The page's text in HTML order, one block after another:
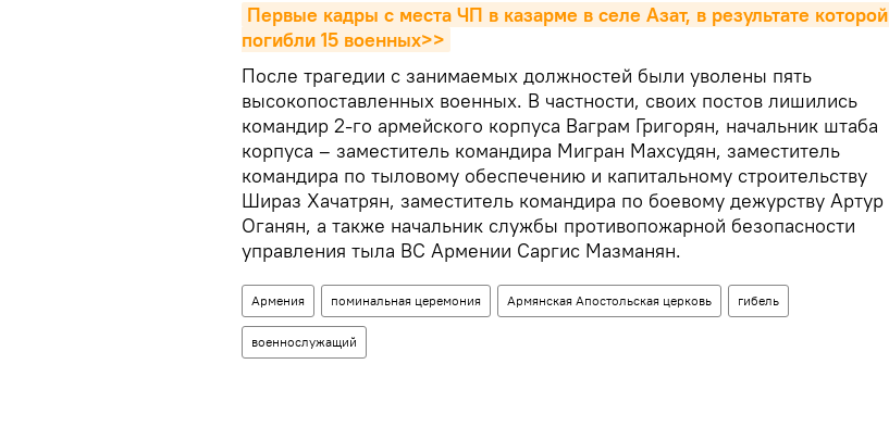
Первые кадры с места ЧП в казарме в селе Азат, в результате которой
погибли 15 военных>>
После трагедии с занимаемых должностей были уволены пять
высокопоставленных военных. В частности, своих постов лишились
командир 2-го армейского корпуса Ваграм Григорян, начальник штаба
корпуса – заместитель командира Мигран Махсудян, заместитель
командира по тыловому обеспечению и капитальному строительству
Шираз Хачатрян, заместитель командира по боевому дежурству Артур
Оганян, а также начальник службы противопожарной безопасности
управления тыла ВС Армении Саргис Мазманян.
Армения поминальная церемония Армянская Апостольская церковь гибель
военнослужащий